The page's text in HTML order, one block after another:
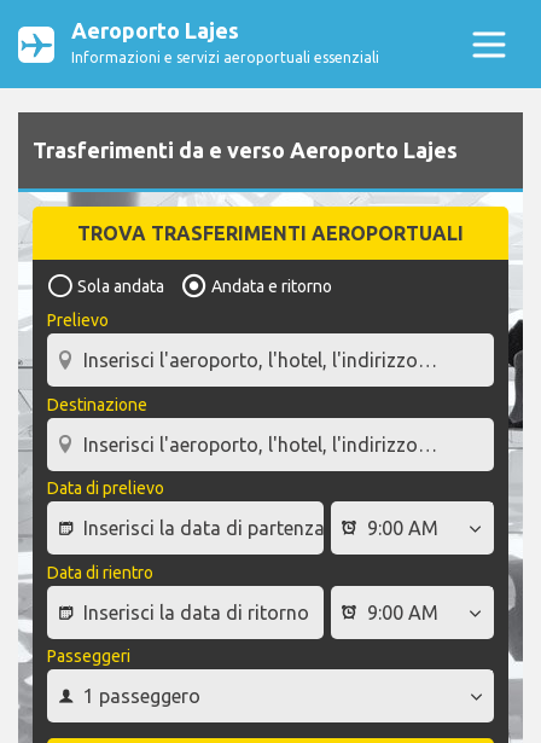
Aeroporto Lajes
Informazioni e servizi aeroportuali essenziali
Trasferimenti da e verso Aeroporto Lajes
TROVA TRASFERIMENTI AEROPORTUALI
Sola andata
Andata e ritorno
Prelievo
Destinazione
Data di prelievo
Data di rientro
Passeggeri